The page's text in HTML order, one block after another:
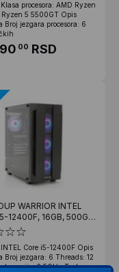
Klasa procesora: AMD Ryzen
Ryzen 5 5500GT Opis
Broj jezgara procesora: 6
00 RSD
WARRIOR INTEL
12400F, 16GB, 500GB
RX6500XT
INTEL Core i5-12400F Opis
Broj jezgara: 6 Threads: 12
2.5GHz Turbo